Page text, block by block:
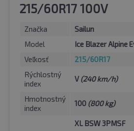
215/60R17 100V
Značka
Sailun
Model
Ice Blazer Alpine
Veľkosť
215/60R17
Rýchlostný
index
V(240 km/h)
Hmotnostný
index
100 (800 kg)
XL BSW 3PMSF